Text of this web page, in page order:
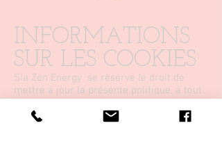
INFORMATIONS
SUR LES COOKIES
Sia Zen Energy se réserve le droit de
mettre à jour la présente politique, à tout
moment et sans préavis, et le cas échéant,
en fait mention sur les sites concernés,